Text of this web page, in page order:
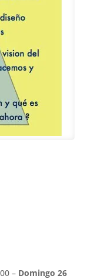
– Domingo 26